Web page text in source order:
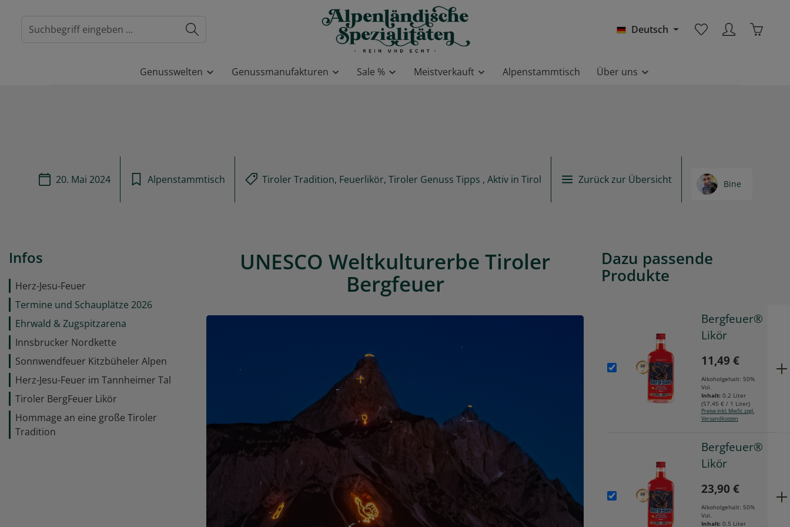
Zur Hauptnavigation springen
Deutsch
Genusswelten Genussmanufakturen Sale % Meistverkauft Alpenstammtisch Über uns
20. Mai 2024 Alpenstammtisch Tiroler Tradition Feuerlikör Tiroler Genuss Tipps Aktiv in Tirol Zurück zur Übersicht Bine
Infos
Herz-Jesu-Feuer
Termine und Schauplätze 2026
Ehrwald & Zugspitzarena
Innsbrucker Nordkette
Sonnwendfeuer Kitzbüheler Alpen
Herz-Jesu-Feuer im Tannheimer Tal
Tiroler BergFeuer Likör
Hommage an eine große Tiroler
Tradition
UNESCO Weltkulturerbe Tiroler
Bergfeuer
Dazu passende
Produkte
Bergfeuer®
Likör
11,49 €
Alkoholgehalt: 50%
Vol.
Inhalt: 0.2 Liter
(57,45 € / 1 Liter)
Preise inkl. MwSt. zzgl.
Versandkosten
Bergfeuer®
Likör
23,90 €
Alkoholgehalt: 50%
Vol.
Inhalt: 0.5 Liter